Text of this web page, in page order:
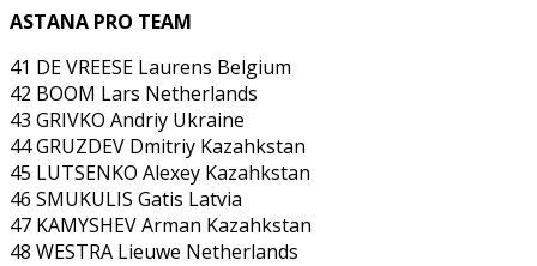
ASTANA PRO TEAM
41 DE VREESE Laurens Belgium
42 BOOM Lars Netherlands
43 GRIVKO Andriy Ukraine
44 GRUZDEV Dmitriy Kazahkstan
45 LUTSENKO Alexey Kazahkstan
46 SMUKULIS Gatis Latvia
47 KAMYSHEV Arman Kazahkstan
48 WESTRA Lieuwe Netherlands